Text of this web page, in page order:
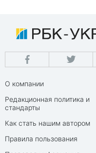
О компании
Редакционная политика и
стандарты
Как стать нашим автором
Правила пользования